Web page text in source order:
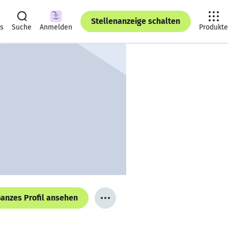
Suche Anmelden
Stellenanzeige schalten
Produkte
Profil ansehen